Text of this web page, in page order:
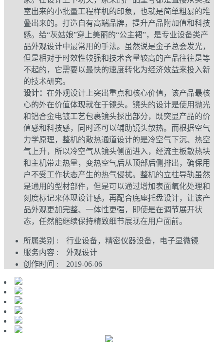
室出来的小批量工程样机的印象，也就是简单粗暴的堆
叠出来的。打造自有高端品牌，提升产品附加值和科技
感。给“灰姑娘”穿上美丽的“公主裙”，是专业设备类产
品外观设计中最常用的手法。虽然说是金子总会发光，
但是相对于时效性较强和技术含量较高的产品往往是等
不起的，它需要以最快的速度转化为经济效益来投入新
的技术研究。
设计： 在外观设计上突出重点和核心价值，该产品最核
心的外在价值体现就在于镜头。镜头的设计是使用抛光
和铝合金电镀工艺包裹镜头探出部分，既突显产品的价
值感和科技感，同时还可以辅助镜头散热。而根据空气
力学原理，整机的散热通道设计的是冷空气下沉、热空
气上升，所以冷空气从镜头侧面进入，经流主板散热块
和主机带走热量，变热空气后从顶部后侧排出，确保用
户不受工作状态产生的热气侵扰。整机的立柱导轨虽然
是通用的型材部件，但是可以通过增加表面氧化处理和
刻度标记来体现设计感。再配合底座托盘设计，让该产
品外观更加完整、一体性更强，即使是在调节展开状
态，任然能继续保持精致细节展现在用户面前。
所属类别 : 行业设备，精密仪器设备，电子显微镜
服务内容 : 外观设计
创作时间 : 2019-06-06